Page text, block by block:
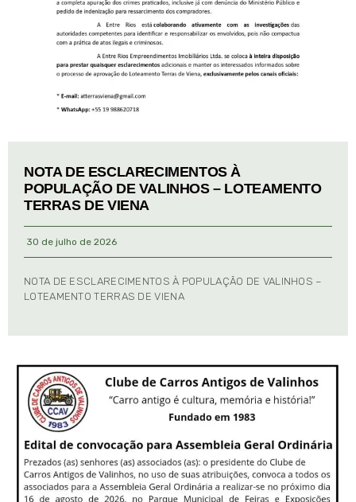
NOTA DE ESCLARECIMENTOS À
POPULAÇÃO DE VALINHOS – LOTEAMENTO
TERRAS DE VIENA
30 de julho de 2026
NOTA DE ESCLARECIMENTOS À POPULAÇÃO DE VALINHOS –
LOTEAMENTO TERRAS DE VIENA